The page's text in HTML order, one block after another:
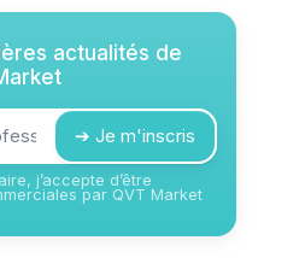
actualités de
➔ Je m'inscris
j’accepte d’être
par QVT Market